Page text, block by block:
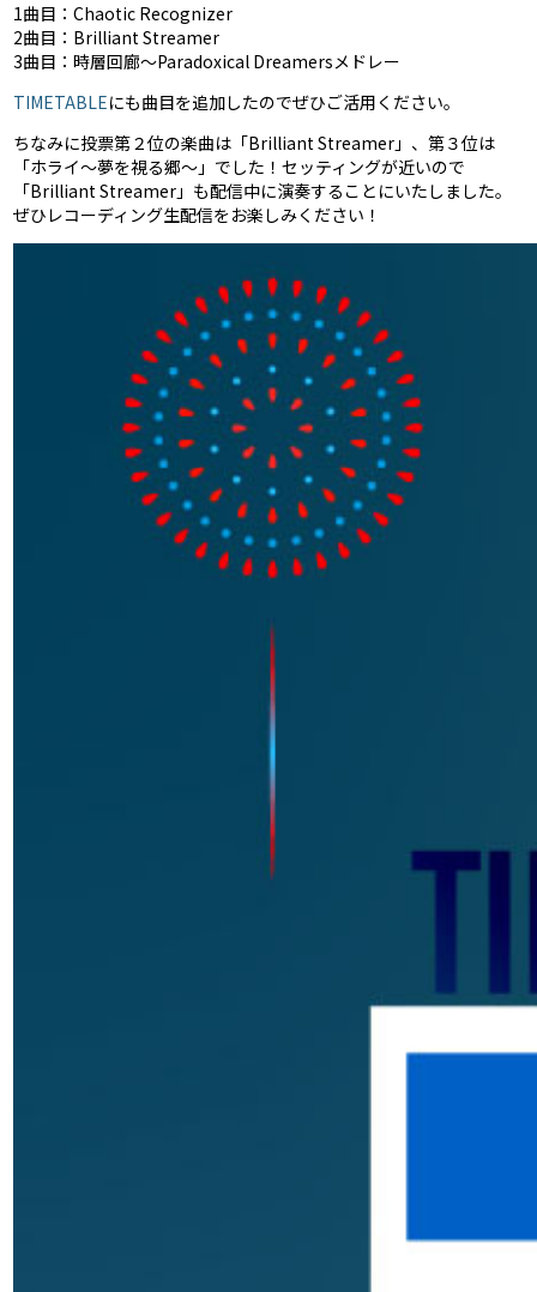
1曲目：Chaotic Recognizer
2曲目：Brilliant Streamer
3曲目：時層回廊〜Paradoxical Dreamersメドレー
TIMETABLEにも曲目を追加したのでぜひご活用ください。
ちなみに投票第２位の楽曲は「Brilliant Streamer」、第３位は
「ホライ～夢を視る郷～」でした！セッティングが近いので
「Brilliant Streamer」も配信中に演奏することにいたしました。
ぜひレコーディング生配信をお楽しみください！